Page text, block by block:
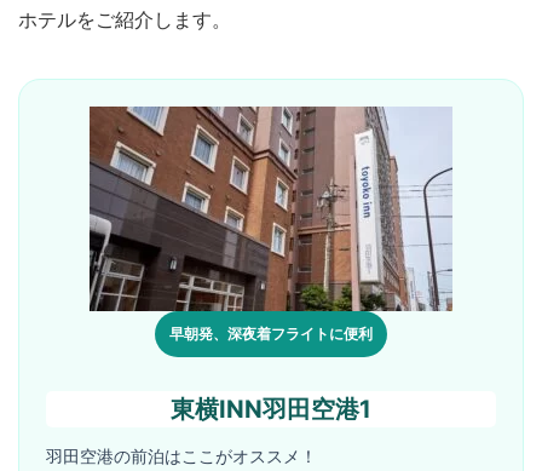
ホテルをご紹介します。
早朝発、深夜着フライトに便利
東横INN羽田空港1
羽田空港の前泊はここがオススメ！